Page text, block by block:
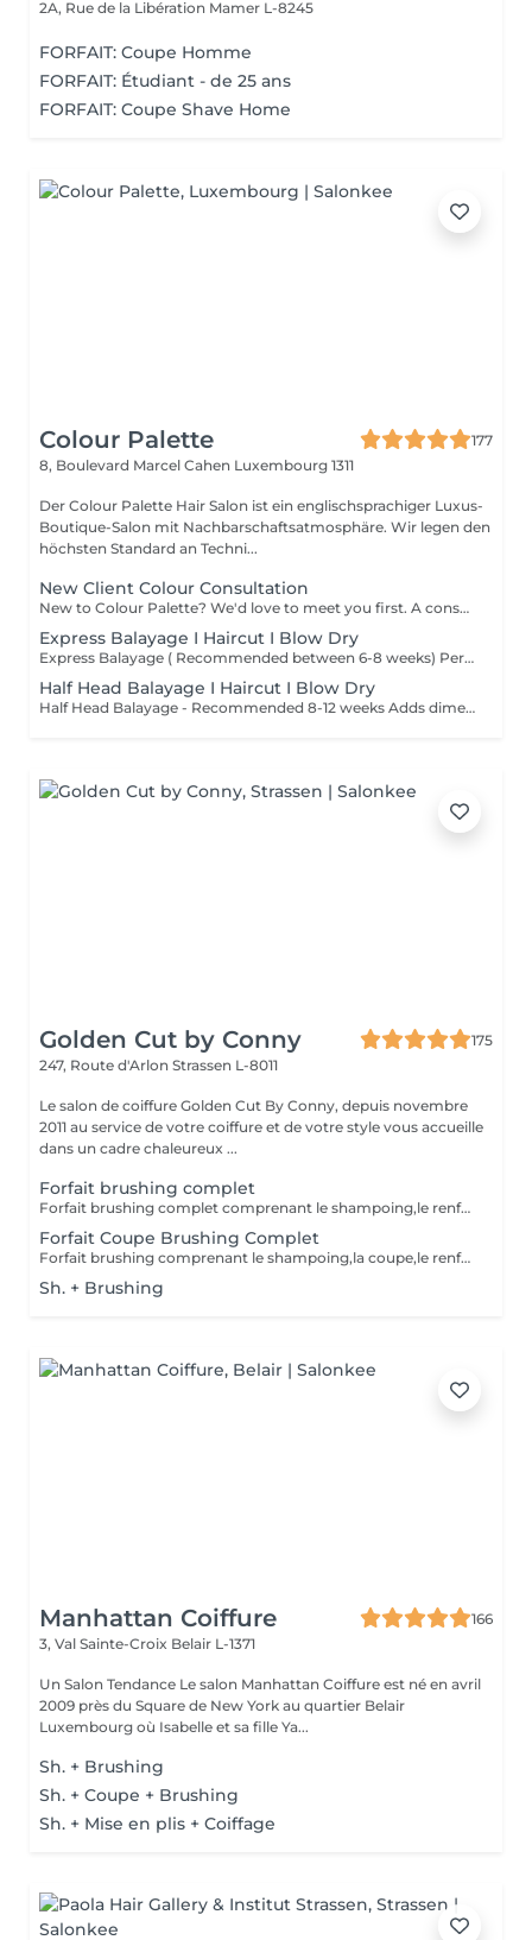
2A, Rue de la Libération Mamer L-8245
FORFAIT: Coupe Homme
FORFAIT: Étudiant - de 25 ans
FORFAIT: Coupe Shave Home
Colour Palette
177
8, Boulevard Marcel Cahen Luxembourg 1311
Der Colour Palette Hair Salon ist ein englischsprachiger Luxus-
Boutique-Salon mit Nachbarschaftsatmosphäre. Wir legen den
höchsten Standard an Techni...
New Client Colour Consultation
New to Colour Palette? We'd love to meet you first. A consultation is required before booking any new colour service, including highlights, balayage, blonding, and colour transformations. During your consultation, we'll discuss your hair goals, assess your hair, and create a personalised colour plan together. Solid root retouch appointments are exempt from this requirement. Ideal for: Major colour changes Colour corrections First-time lightening or blonding Extension inquiries Unsure clients
Express Balayage I Haircut I Blow Dry
Express Balayage ( Recommended between 6-8 weeks) Perfect for a quick refresh between appointments. Focuses around the face and top hairline to brighten your colour and maintain your existing balayage. Ideal if you want to keep your existing balayage looking fresh without a full colour service. What is a Balayage / Lived-In Colour / Colour Melt? Looking for effortless, low-maintenance colour with a soft, natural grow-out? Balayage, lived-in colour, and colour melts are all designed to create seamless dimension and beautifully blended tones that enhance your natural colour while requiring fewer salon visits than traditional highlights. Whether you're after a subtle sun-kissed look, a bright blonde transformation, or rich brunette dimension, your colour will be fully customized to suit your hair, skin tone, and lifestyle. Short / Fine Above the chin or fine hair. Medium Chin to shoulders. Long Below the shoulders. Extra Long / Thick Mid-back or longer, very thick hair, or extensions.
Half Head Balayage I Haircut I Blow Dry
Half Head Balayage - Recommended 8-12 weeks Adds dimension through the top and sides of the hair while leaving some of the underneath untouched. Great for maintaining your balayage, adding brightness around the face, or creating noticeable colour without the time or cost of a full application. What is a Balayage / Lived-In Colour / Colour Melt? Looking for effortless, low-maintenance colour with a soft, natural grow-out? Balayage, lived-in colour, and colour melts are all designed to create seamless dimension and beautifully blended tones that enhance your natural colour while requiring fewer salon visits than traditional highlights. Whether you're after a subtle sun-kissed look, a bright blonde transformation, or rich brunette dimension, your colour will be fully customized to suit your hair, skin tone, and lifestyle. Short / Fine Above the chin or fine hair. Medium Chin to shoulders. Long Below the shoulders. Extra Long / Thick Mid-back or longer, very thick hair, or extensions.
Golden Cut by Conny
175
247, Route d'Arlon Strassen L-8011
Le salon de coiffure Golden Cut By Conny, depuis novembre
2011 au service de votre coiffure et de votre style vous accueille
dans un cadre chaleureux ...
Forfait brushing complet
Forfait brushing complet comprenant le shampoing,le renforçateur/protecteur,le brushin et le finish(hors soins)
Forfait Coupe Brushing Complet
Forfait brushing comprenant le shampoing,la coupe,le renforçateur/protecteur,le brushing et le finish(hors soins)
Sh. + Brushing
Manhattan Coiffure
166
3, Val Sainte-Croix Belair L-1371
Un Salon Tendance Le salon Manhattan Coiffure est né en avril
2009 près du Square de New York au quartier Belair
Luxembourg où Isabelle et sa fille Ya...
Sh. + Brushing
Sh. + Coupe + Brushing
Sh. + Mise en plis + Coiffage